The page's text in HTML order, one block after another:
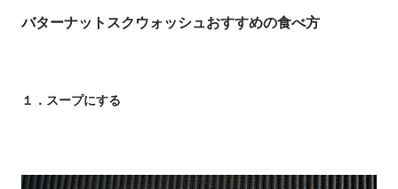
バターナットスクウォッシュおすすめの食べ方
１．スープにする